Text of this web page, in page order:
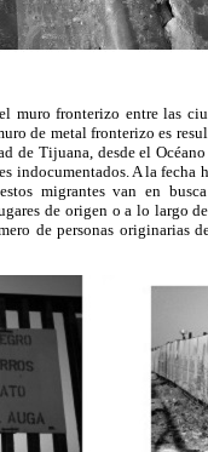
muro fronterizo entre las
de metal fronterizo es
de Tijuana, desde el
indocumentados. A la fecha
migrantes van en busca
de origen o a lo largo
de personas originarias